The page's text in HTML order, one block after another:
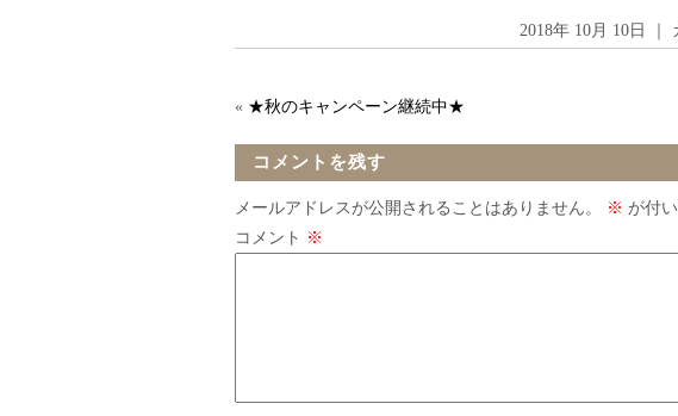
2018年 10月 10日 ｜
« ★秋のキャンペーン継続中★
コメントを残す
メールアドレスが公開されることはありません。 ※ が付
コメント ※